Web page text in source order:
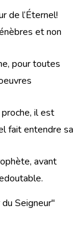
de l‘Éternel!
et non
pour toutes
il est
fait entendre sa
avant
du Seigneur"